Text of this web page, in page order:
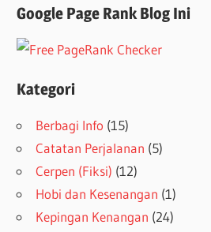
Google Page Rank Blog Ini
Kategori
Berbagi Info (15)
Catatan Perjalanan (5)
Cerpen (Fiksi) (12)
Hobi dan Kesenangan (1)
Kepingan Kenangan (24)